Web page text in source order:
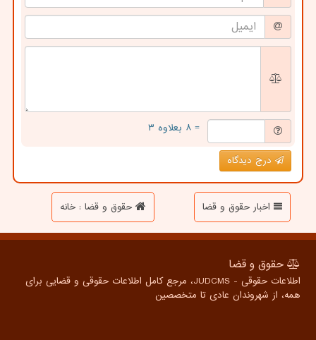
= ۸ بعلاوه ۳
درج دیدگاه
اخبار حقوق و قضا حقوق و قضا : خانه
حقوق و قضا
اطلاعات حقوقی - JUDCMS، مرجع کامل اطلاعات حقوقی و قضایی برای
همه، از شهروندان عادی تا متخصصین